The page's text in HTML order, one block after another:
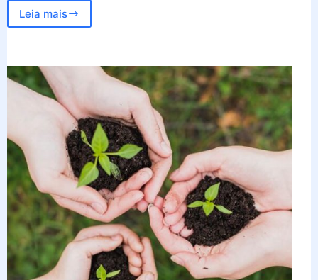
Leia mais
Dia
–
5
dicas
para
economizar
energia
elétrica